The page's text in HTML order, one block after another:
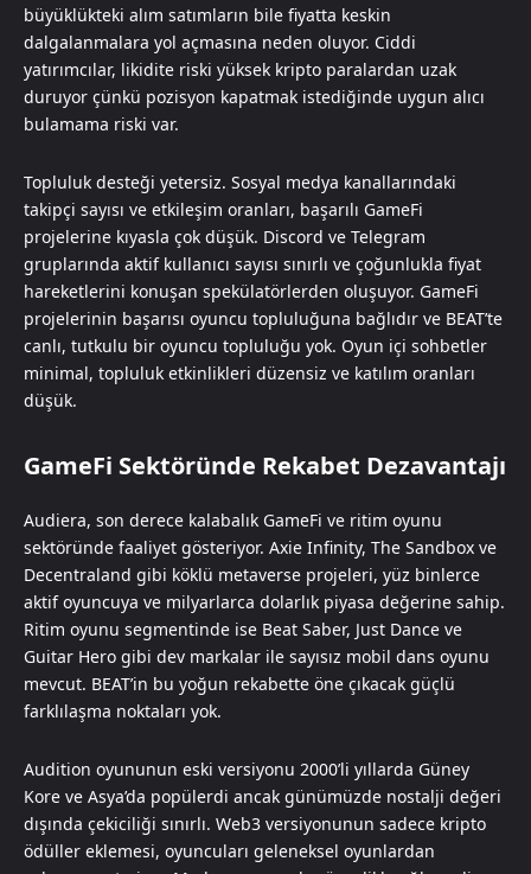
büyüklükteki alım satımların bile fiyatta keskin
dalgalanmalara yol açmasına neden oluyor. Ciddi
yatırımcılar, likidite riski yüksek kripto paralardan uzak
duruyor çünkü pozisyon kapatmak istediğinde uygun alıcı
bulamama riski var.
Topluluk desteği yetersiz. Sosyal medya kanallarındaki
takipçi sayısı ve etkileşim oranları, başarılı GameFi
projelerine kıyasla çok düşük. Discord ve Telegram
gruplarında aktif kullanıcı sayısı sınırlı ve çoğunlukla fiyat
hareketlerini konuşan spekülatörlerden oluşuyor. GameFi
projelerinin başarısı oyuncu topluluğuna bağlıdır ve BEAT’te
canlı, tutkulu bir oyuncu topluluğu yok. Oyun içi sohbetler
minimal, topluluk etkinlikleri düzensiz ve katılım oranları
düşük.
GameFi Sektöründe Rekabet Dezavantajı
Audiera, son derece kalabalık GameFi ve ritim oyunu
sektöründe faaliyet gösteriyor. Axie Infinity, The Sandbox ve
Decentraland gibi köklü metaverse projeleri, yüz binlerce
aktif oyuncuya ve milyarlarca dolarlık piyasa değerine sahip.
Ritim oyunu segmentinde ise Beat Saber, Just Dance ve
Guitar Hero gibi dev markalar ile sayısız mobil dans oyunu
mevcut. BEAT’in bu yoğun rekabette öne çıkacak güçlü
farklılaşma noktaları yok.
Audition oyununun eski versiyonu 2000’li yıllarda Güney
Kore ve Asya’da popülerdi ancak günümüzde nostalji değeri
dışında çekiciliği sınırlı. Web3 versiyonunun sadece kripto
ödüller eklemesi, oyuncuları geleneksel oyunlardan